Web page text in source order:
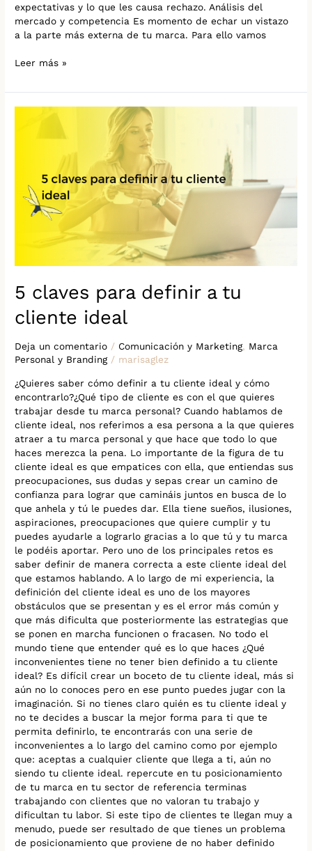
expectativas y lo que les causa rechazo. Análisis del
mercado y competencia Es momento de echar un vistazo
a la parte más externa de tu marca. Para ello vamos
Leer más »
5 claves para definir a tu
cliente ideal
Deja un comentario / Comunicación y Marketing, Marca
Personal y Branding/ marisaglez
¿Quieres saber cómo definir a tu cliente ideal y cómo
encontrarlo?¿Qué tipo de cliente es con el que quieres
trabajar desde tu marca personal? Cuando hablamos de
cliente ideal, nos referimos a esa persona a la que quieres
atraer a tu marca personal y que hace que todo lo que
haces merezca la pena. Lo importante de la figura de tu
cliente ideal es que empatices con ella, que entiendas sus
preocupaciones, sus dudas y sepas crear un camino de
confianza para lograr que camináis juntos en busca de lo
que anhela y tú le puedes dar. Ella tiene sueños, ilusiones,
aspiraciones, preocupaciones que quiere cumplir y tu
puedes ayudarle a lograrlo gracias a lo que tú y tu marca
le podéis aportar. Pero uno de los principales retos es
saber definir de manera correcta a este cliente ideal del
que estamos hablando. A lo largo de mi experiencia, la
definición del cliente ideal es uno de los mayores
obstáculos que se presentan y es el error más común y
que más dificulta que posteriormente las estrategias que
se ponen en marcha funcionen o fracasen. No todo el
mundo tiene que entender qué es lo que haces ¿Qué
inconvenientes tiene no tener bien definido a tu cliente
ideal? Es difícil crear un boceto de tu cliente ideal, más si
aún no lo conoces pero en ese punto puedes jugar con la
imaginación. Si no tienes claro quién es tu cliente ideal y
no te decides a buscar la mejor forma para ti que te
permita definirlo, te encontrarás con una serie de
inconvenientes a lo largo del camino como por ejemplo
que: aceptas a cualquier cliente que llega a ti, aún no
siendo tu cliente ideal. repercute en tu posicionamiento
de tu marca en tu sector de referencia terminas
trabajando con clientes que no valoran tu trabajo y
dificultan tu labor. Si este tipo de clientes te llegan muy a
menudo, puede ser resultado de que tienes un problema
de posicionamiento que proviene de no haber definido
cliente
ideal